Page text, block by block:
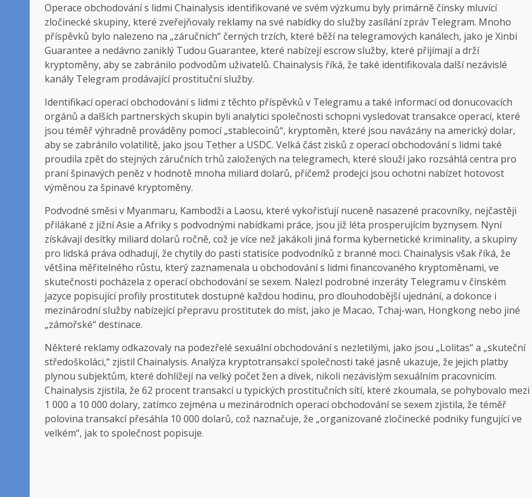
Operace obchodování s lidmi Chainalysis identifikované ve svém výzkumu byly primárně čínsky mluvící
zločinecké skupiny, které zveřejňovaly reklamy na své nabídky do služby zasílání zpráv Telegram. Mnoho
příspěvků bylo nalezeno na „záručních“ černých trzích, které běží na telegramových kanálech, jako je Xinbi
Guarantee a nedávno zaniklý Tudou Guarantee, které nabízejí escrow služby, které přijímají a drží
kryptoměny, aby se zabránilo podvodům uživatelů. Chainalysis říká, že také identifikovala další nezávislé
kanály Telegram prodávající prostituční služby.
Identifikací operací obchodování s lidmi z těchto příspěvků v Telegramu a také informací od donucovacích
orgánů a dalších partnerských skupin byli analytici společnosti schopni vysledovat transakce operací, které
jsou téměř výhradně prováděny pomocí „stablecoinů“, kryptoměn, které jsou navázány na americký dolar,
aby se zabránilo volatilitě, jako jsou Tether a USDC. Velká část zisků z operací obchodování s lidmi také
proudila zpět do stejných záručních trhů založených na telegramech, které slouží jako rozsáhlá centra pro
praní špinavých peněz v hodnotě mnoha miliard dolarů, přičemž prodejci jsou ochotni nabízet hotovost
výměnou za špinavé kryptoměny.
Podvodné směsi v Myanmaru, Kambodži a Laosu, které vykořisťují nuceně nasazené pracovníky, nejčastěji
přilákané z jižní Asie a Afriky s podvodnými nabídkami práce, jsou již léta prosperujícím byznysem. Nyní
získávají desítky miliard dolarů ročně, což je více než jakákoli jiná forma kybernetické kriminality, a skupiny
pro lidská práva odhadují, že chytily do pasti statisíce podvodníků z branné moci. Chainalysis však říká, že
většina měřitelného růstu, který zaznamenala u obchodování s lidmi financovaného kryptoměnami, ve
skutečnosti pocházela z operací obchodování se sexem. Nalezl podrobné inzeráty Telegramu v čínském
jazyce popisující profily prostitutek dostupné každou hodinu, pro dlouhodobější ujednání, a dokonce i
mezinárodní služby nabízející přepravu prostitutek do míst, jako je Macao, Tchaj-wan, Hongkong nebo jiné
„zámořské“ destinace.
Některé reklamy odkazovaly na podezřelé sexuální obchodování s nezletilými, jako jsou „Lolitas“ a „skuteční
středoškoláci,“ zjistil Chainalysis. Analýza kryptotransakcí společnosti také jasně ukazuje, že jejich platby
plynou subjektům, které dohlížejí na velký počet žen a dívek, nikoli nezávislým sexuálním pracovnicím.
Chainalysis zjistila, že 62 procent transakcí u typických prostitučních sítí, které zkoumala, se pohybovalo mezi
1 000 a 10 000 dolary, zatímco zejména u mezinárodních operací obchodování se sexem zjistila, že téměř
polovina transakcí přesáhla 10 000 dolarů, což naznačuje, že „organizované zločinecké podniky fungující ve
velkém“, jak to společnost popisuje.